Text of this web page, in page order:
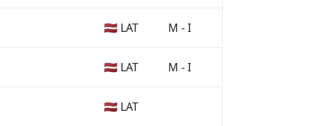
🇱🇻 LAT M - I
🇱🇻 LAT M - I
🇱🇻 LAT